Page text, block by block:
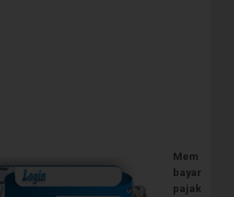
Mem
bayar
pajak